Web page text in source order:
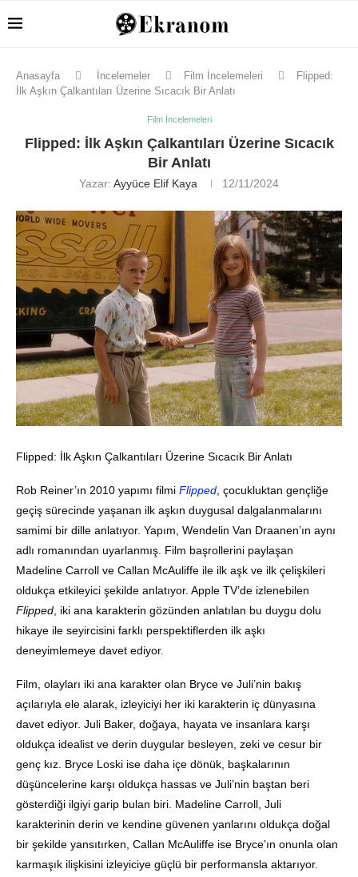
Anasayfa İncelemeler Film İncelemeleri
Flipped:
İlk Aşkın Çalkantıları Üzerine Sıcacık Bir Anlatı
Film İncelemeleri
Flipped: İlk Aşkın Çalkantıları Üzerine Sıcacık
Bir Anlatı
Yazar: Ayyüce Elif Kaya 12/11/2024
Flipped: İlk Aşkın Çalkantıları Üzerine Sıcacık Bir Anlatı
Rob Reiner’ın 2010 yapımı filmi Flipped, çocukluktan gençliğe
geçiş sürecinde yaşanan ilk aşkın duygusal dalgalanmalarını
samimi bir dille anlatıyor. Yapım, Wendelin Van Draanen’ın aynı
adlı romanından uyarlanmış. Film başrollerini paylaşan
Madeline Carroll ve Callan McAuliffe ile ilk aşk ve ilk çelişkileri
oldukça etkileyici şekilde anlatıyor. Apple TV’de izlenebilen
Flipped, iki ana karakterin gözünden anlatılan bu duygu dolu
hikaye ile seyircisini farklı perspektiflerden ilk aşkı
deneyimlemeye davet ediyor.
Film, olayları iki ana karakter olan Bryce ve Juli’nin bakış
açılarıyla ele alarak, izleyiciyi her iki karakterin iç dünyasına
davet ediyor. Juli Baker, doğaya, hayata ve insanlara karşı
oldukça idealist ve derin duygular besleyen, zeki ve cesur bir
genç kız. Bryce Loski ise daha içe dönük, başkalarının
düşüncelerine karşı oldukça hassas ve Juli’nin baştan beri
gösterdiği ilgiyi garip bulan biri. Madeline Carroll, Juli
karakterinin derin ve kendine güvenen yanlarını oldukça doğal
bir şekilde yansıtırken, Callan McAuliffe ise Bryce’ın onunla olan
karmaşık ilişkisini izleyiciye güçlü bir performansla aktarıyor.